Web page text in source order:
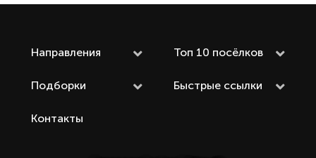
Направления Топ 10 посёлков
Подборки Быстрые ссылки
Контакты